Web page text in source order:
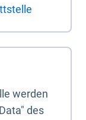
werden
des